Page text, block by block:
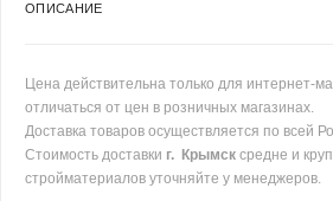
ОПИСАНИЕ
Цена действительна только для интернет-
отличаться от цен в розничных магазинах.
Доставка товаров осуществляется по всей
Стоимость доставки г. Крымск средне и
стройматериалов уточняйте у менеджеров.